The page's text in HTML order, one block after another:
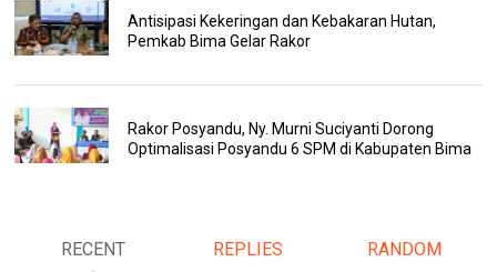
Antisipasi Kekeringan dan Kebakaran Hutan,
Pemkab Bima Gelar Rakor
Rakor Posyandu, Ny. Murni Suciyanti Dorong
Optimalisasi Posyandu 6 SPM di Kabupaten Bima
RECENT REPLIES RANDOM